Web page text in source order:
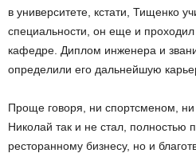
в университете, кстати, Тищенко
специальности, он еще и проходил
кафедре. Диплом инженера и
определили его дальнейшую
Проще говоря, ни спортсменом,
Николай так и не стал, полностью
ресторанному бизнесу, но и